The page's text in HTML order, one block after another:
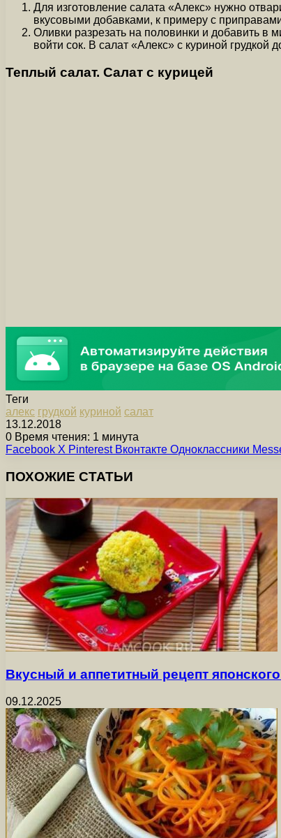
Для изготовление салата «Алекс» нужно
вкусовыми добавками, к примеру с
Оливки разрезать на половинки и добавить в
войти сок. В салат «Алекс» с куриной
Теплый салат. Салат с курицей
Теги
алекс грудкой куриной салат
13.12.2018
0 Время чтения: 1 минута
Facebook X Pinterest Вконтакте Одноклассники
ПОХОЖИЕ СТАТЬИ
Вкусный и аппетитный рецепт
09.12.2025